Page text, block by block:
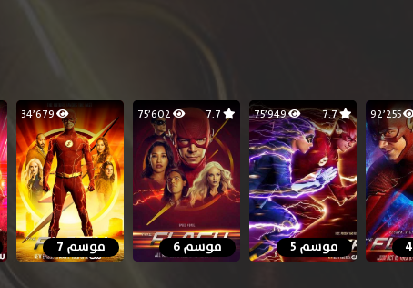
92٬255 7.7 75٬949
موسم 5
75٬602
موسم 6
34٬679
موسم 7